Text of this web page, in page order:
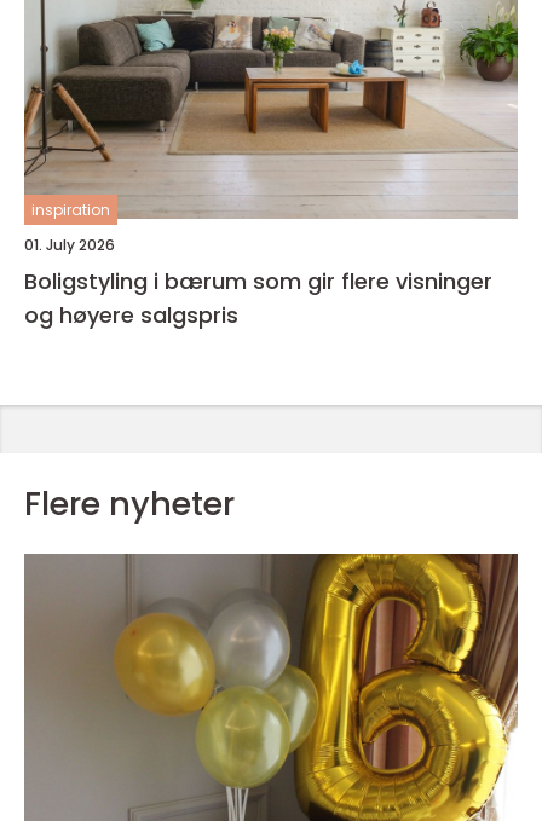
inspiration
01. July 2026
Boligstyling i bærum som gir flere visninger
og høyere salgspris
Flere nyheter